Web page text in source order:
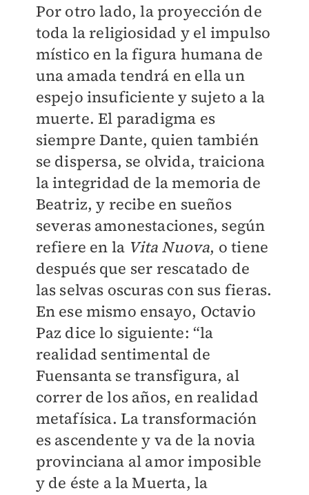
Por otro lado, la proyección de
toda la religiosidad y el impulso
místico en la figura humana de
una amada tendrá en ella un
espejo insuficiente y sujeto a la
muerte. El paradigma es
siempre Dante, quien también
se dispersa, se olvida, traiciona
la integridad de la memoria de
Beatriz, y recibe en sueños
severas amonestaciones, según
refiere en la Vita Nuova, o tiene
después que ser rescatado de
las selvas oscuras con sus fieras.
En ese mismo ensayo, Octavio
Paz dice lo siguiente: “la
realidad sentimental de
Fuensanta se transfigura, al
correr de los años, en realidad
metafísica. La transformación
es ascendente y va de la novia
provinciana al amor imposible
y de éste a la Muerta, la